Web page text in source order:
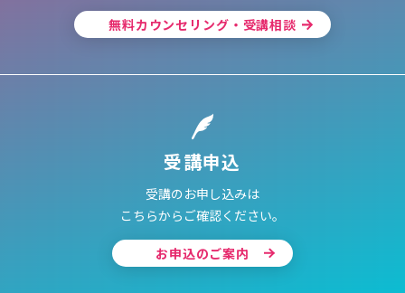
無料カウンセリング・受講相談
受講申込
受講のお申し込みは
こちらからご確認ください。
お申込のご案内